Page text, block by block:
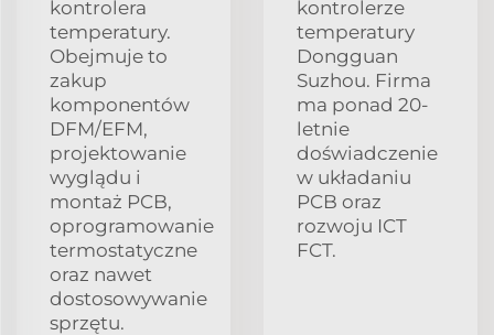
kontrolera
temperatury.
Obejmuje to
zakup
komponentów
DFM/EFM,
projektowanie
wyglądu i
montaż PCB,
oprogramowanie
termostatyczne
oraz nawet
dostosowywanie
sprzętu.
kontrolerze
temperatury
Dongguan
Suzhou. Firma
ma ponad 20-
letnie
doświadczenie
w układaniu
PCB oraz
rozwoju ICT
FCT.